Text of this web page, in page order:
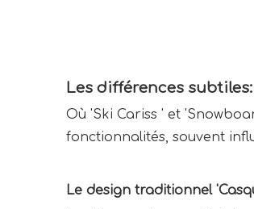
Les différences
Où 'Ski Cariss ' et
fonctionnalités, souvent
Le design traditionnel